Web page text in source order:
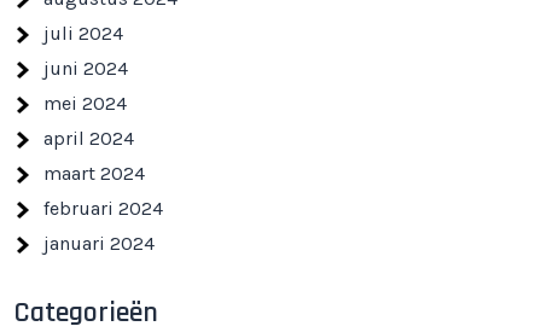
juli 2024
juni 2024
mei 2024
april 2024
maart 2024
februari 2024
januari 2024
Categorieën